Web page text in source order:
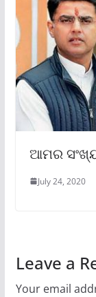
ଆମର
July 24, 2020
Leave a
Your email